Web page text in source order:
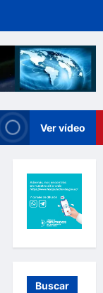
Ver vídeo
Buscar